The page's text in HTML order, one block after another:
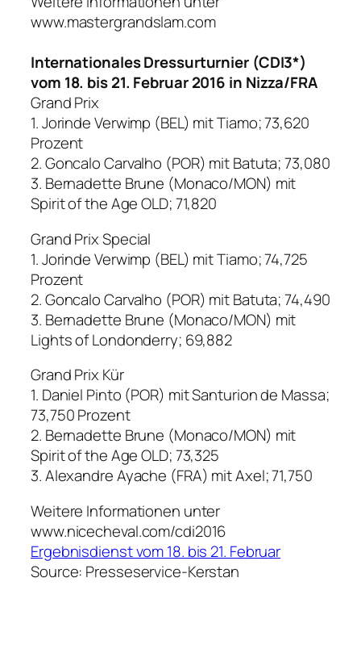
www.mastergrandslam.com
Internationales Dressurturnier (CDI3*)
vom 18. bis 21. Februar 2016 in Nizza/FRA
Grand Prix
1. Jorinde Verwimp (BEL) mit Tiamo; 73,620
Prozent
2. Goncalo Carvalho (POR) mit Batuta; 73,080
3. Bernadette Brune (Monaco/MON) mit
Spirit of the Age OLD; 71,820
Grand Prix Special
1. Jorinde Verwimp (BEL) mit Tiamo; 74,725
Prozent
2. Goncalo Carvalho (POR) mit Batuta; 74,490
3. Bernadette Brune (Monaco/MON) mit
Lights of Londonderry; 69,882
Grand Prix Kür
1. Daniel Pinto (POR) mit Santurion de Massa;
73,750 Prozent
2. Bernadette Brune (Monaco/MON) mit
Spirit of the Age OLD; 73,325
3. Alexandre Ayache (FRA) mit Axel; 71,750
Weitere Informationen unter
www.nicecheval.com/cdi2016
Ergebnisdienst vom 18. bis 21. Februar
Source: Presseservice-Kerstan